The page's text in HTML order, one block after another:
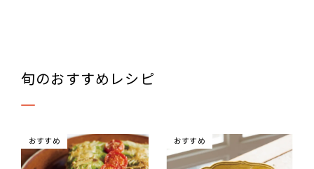
旬のおすすめレシピ
おすすめ おすすめ